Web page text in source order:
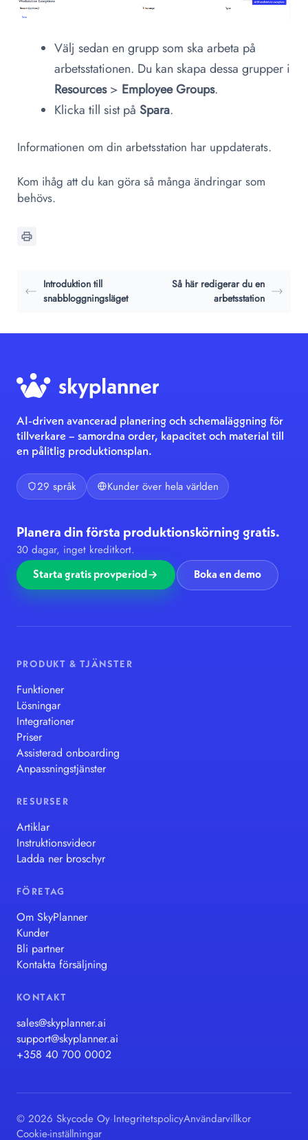
Välj sedan en grupp som ska arbeta på
arbetsstationen. Du kan skapa dessa grupper i
Resources> Employee Groups.
Klicka till sist på Spara.
Informationen om din arbetsstation har uppdaterats.
Kom ihåg att du kan göra så många ändringar som
behövs.
Introduktion till
snabbloggningsläget
Så här redigerar du en
arbetsstation
AI-driven avancerad planering och schemaläggning för
tillverkare – samordna order, kapacitet och material till
en pålitlig produktionsplan.
29 språk Kunder över hela världen
Planera din första produktionskörning gratis.
30 dagar, inget kreditkort.
Starta gratis provperiod Boka en demo
PRODUKT & TJÄNSTER
Funktioner
Lösningar
Integrationer
Priser
Assisterad onboarding
Anpassningstjänster
RESURSER
Artiklar
Instruktionsvideor
Ladda ner broschyr
FÖRETAG
Om SkyPlanner
Kunder
Bli partner
Kontakta försäljning
KONTAKT
sales@skyplanner.ai
support@skyplanner.ai
+358 40 700 0002
© 2026 Skycode Oy·IntegritetspolicyAnvändarvillkor
Cookie-inställningar